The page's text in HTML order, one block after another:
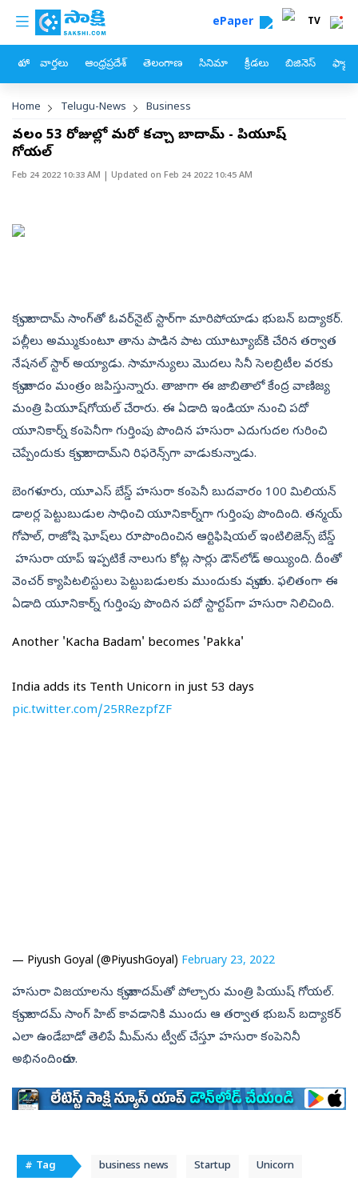
Skip to main content
custom menu ePaper TV
హోం వార్తలు ఆంధ్రప్రదేశ్ తెలంగాణ సినిమా క్రీడలు బిజినెస్
Breadcrumb
Home Telugu-News Business
కేవలం 53 రోజుల్లో మరో కచ్చా బాదామ్‌ - పియూష్‌
గోయల్‌
Feb 24 2022 10:33 AM | Updated on Feb 24 2022 10:45 AM
కచ్చా బాదామ్‌ సాంగ్‌తో ఓవర్‌నైట్‌ స్టార్‌గా మారిపోయాడు భుబన్‌ బద్యాకర్‌.
పల్లీలు అమ్ముకుంటూ తాను పాడిన పాట యూట్యూబ్‌కి చేరిన తర్వాత
నేషనల్‌ స్టార్‌ అయ్యాడు. సామాన్యులు మొదలు సినీ సెలబ్రిటీల వరకు
కచ్చాబాదం మంత్రం జపిస్తున్నారు. తాజాగా ఈ జాబితాలో కేంద్ర వాణిజ్య
మంత్రి పియూష్‌గోయల్‌ చేరారు. ఈ ఏడాది ఇండియా నుంచి పదో
యూనికార్న్‌ కంపెనీగా గుర్తింపు పొందిన హసురా ఎదుగుదల గురించి
చెప్పేందుకు కచ్చా బాదామ్‌ని రిఫరెన్స్‌గా వాడుకున్నాడు.
బెంగళూరు, యూఎస్‌ బేస్డ్‌ హసురా కంపెనీ బుదవారం 100 మిలియన్‌
డాలర్ల పెట్టుబుడుల సాధించి యూనికార్న్‌గా గుర్తింపు పొందింది. తన్మయ్‌
గోపాల్‌, రాజోషి ఘోష్‌లు రూపొందించిన ఆ‍ర్టిఫిషియల్‌ ఇంటిలిజెన్స్‌ బేస్డ్‌
హసురా యాప్‌ ఇప్పటికే నాలుగు కోట్ల సార్లు డౌన్‌లోడ్‌ అయ్యింది. దీంతో
వెంచర్‌ క్యాపిటలిస్టులు పెట్టుబడులకు ముందుకు వచ్చారు. ఫలితంగా ఈ
ఏడాది యూనికార్న్‌ గుర్తింపు పొందిన పదో స్టార్టప్‌గా హసురా నిలిచింది.
Another 'Kacha Badam' becomes 'Pakka'
India adds its Tenth Unicorn in just 53 days
pic.twitter.com/25RRezpfZF
— Piyush Goyal (@PiyushGoyal) February 23, 2022
హసురా విజయాలను కచ్చాబాదమ్‌తో పోల్చారు మంత్రి పియుష్‌ గోయల్‌.
కచ్చా బాదమ్‌ సాంగ్‌ హిట్‌ కావడానికి ముందు ఆ తర్వాత భుబన్‌ బద్యాకర్‌
ఎలా ఉండేబాడో తెలిపే మీమ్‌ను ట్వీట్‌ చేస్తూ హసురా కంపెనినీ
అభినందించారు.
# Tag business news Startup Unicorn